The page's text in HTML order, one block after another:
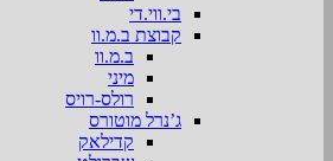
בי.ווי.די
קבוצת ב.מ.וו
ב.מ.וו
מיני
רולס-רויס
ג’נרל מוטורס
קדילאק